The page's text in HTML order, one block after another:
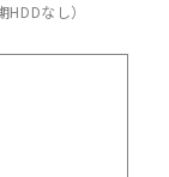
なし）